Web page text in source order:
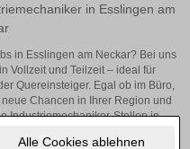
Alle Cookies ablehnen
in Esslingen am
in Esslingen am Neckar? Bei uns
Vollzeit und Teilzeit – ideal für
Quereinsteiger. Egal ob im Büro,
Chancen in Ihrer Region und
Industriemechaniker-Stellen in